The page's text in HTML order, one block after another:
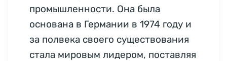
промышленности. Она была
основана в Германии в 1974 году и
за полвека своего существования
стала мировым лидером, поставляя